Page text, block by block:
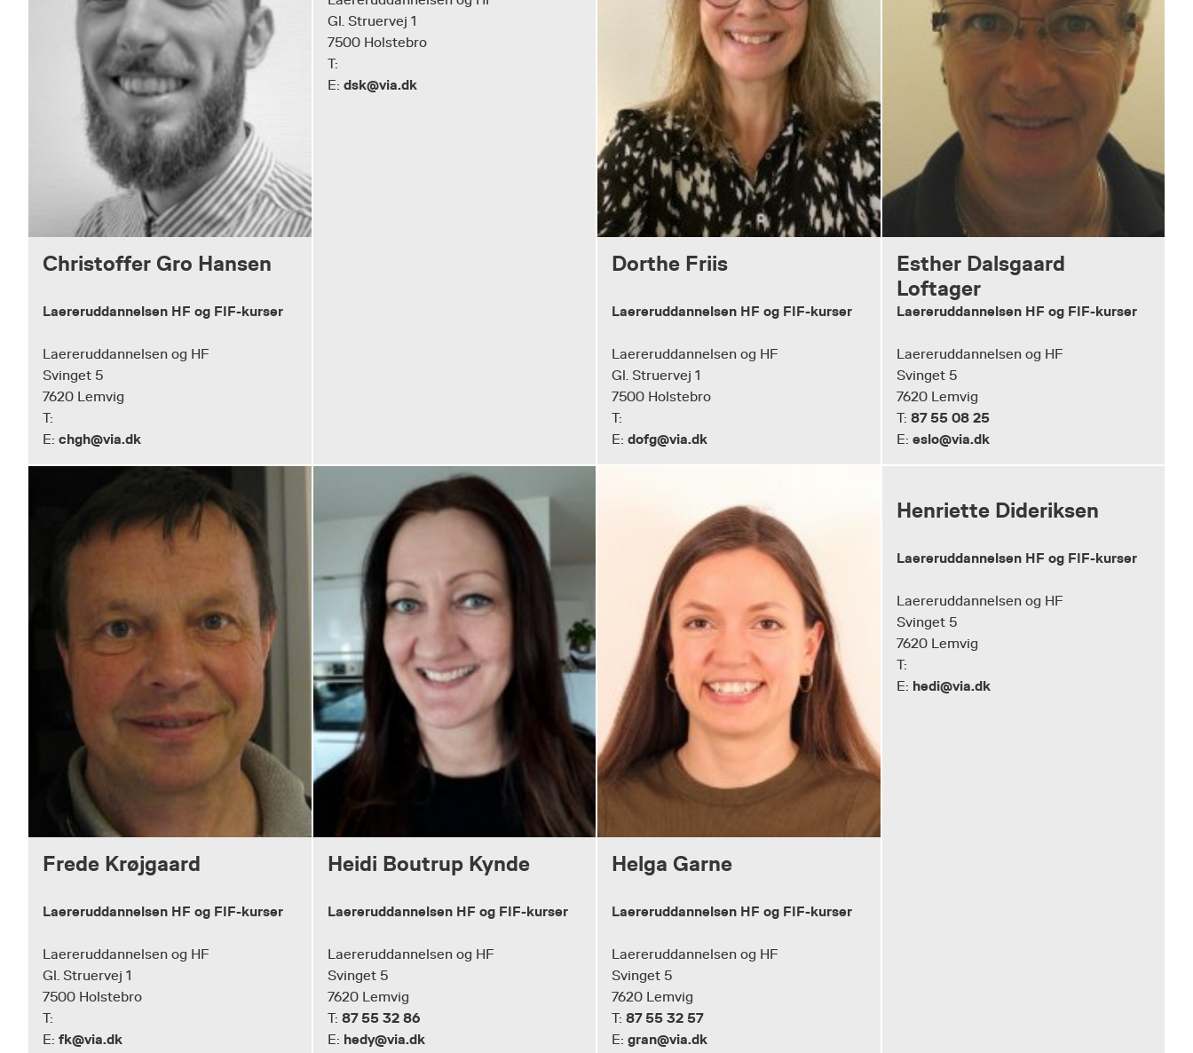
Christoffer Gro Hansen
Laereruddannelsen HF og FIF-kurser
Laereruddannelsen og HF
Svinget 5
7620 Lemvig
T:
E: chgh@via.dk
Gl. Struervej 1
7500 Holstebro
T:
E: dsk@via.dk
Dorthe Friis
Laereruddannelsen HF og FIF-kurser
Laereruddannelsen og HF
Gl. Struervej 1
7500 Holstebro
T:
E: dofg@via.dk
Esther Dalsgaard
Loftager
Laereruddannelsen HF og FIF-kurser
Laereruddannelsen og HF
Svinget 5
7620 Lemvig
T: 87 55 08 25
E: eslo@via.dk
Frede Krøjgaard
Laereruddannelsen HF og FIF-kurser
Laereruddannelsen og HF
Gl. Struervej 1
7500 Holstebro
T:
E: fk@via.dk
Heidi Boutrup Kynde
Laereruddannelsen HF og FIF-kurser
Laereruddannelsen og HF
Svinget 5
7620 Lemvig
T: 87 55 32 86
E: hedy@via.dk
Helga Garne
Laereruddannelsen HF og FIF-kurser
Laereruddannelsen og HF
Svinget 5
7620 Lemvig
T: 87 55 32 57
E: gran@via.dk
Henriette Dideriksen
Laereruddannelsen HF og FIF-kurser
Laereruddannelsen og HF
Svinget 5
7620 Lemvig
T:
E: hedi@via.dk